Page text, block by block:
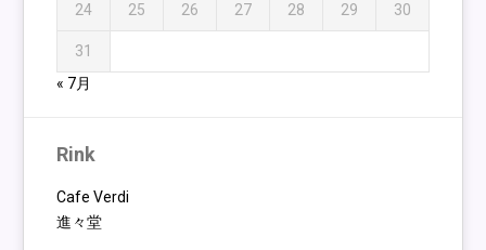
24 25 26 27 28 29 30
31
« 7月
Rink
Cafe Verdi
進々堂